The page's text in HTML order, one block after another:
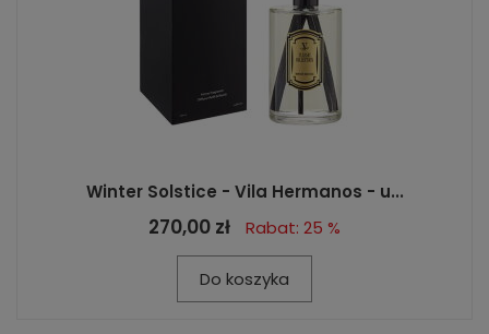
Winter Solstice - Vila Hermanos - u...
270,00 zł Rabat: 25 %
Do koszyka